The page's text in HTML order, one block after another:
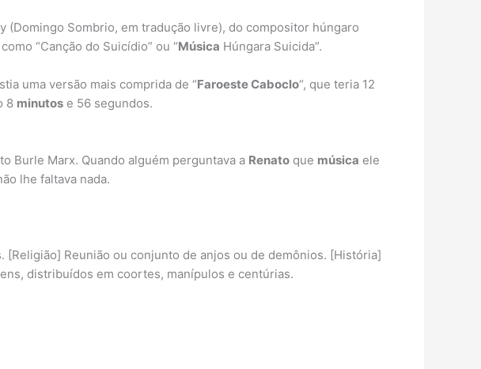
(Domingo Sombrio, em tradução livre), do compositor húngaro
“Canção do Suicídio” ou “Música Húngara Suicida”.
uma versão mais comprida de “Faroeste Caboclo“, que teria 12
8 minutos e 56 segundos.
Burle Marx. Quando alguém perguntava a Renato que música ele
lhe faltava nada.
[Religião] Reunião ou conjunto de anjos ou de demônios. [História]
distribuídos em coortes, manípulos e centúrias.